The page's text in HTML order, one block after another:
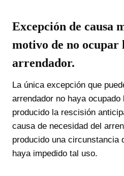
Excepción de causa
motivo de no ocupar
arrendador.
La única excepción que
arrendador no haya
producido la rescisión
causa de necesidad del
producido una circunstancia
haya impedido tal uso.